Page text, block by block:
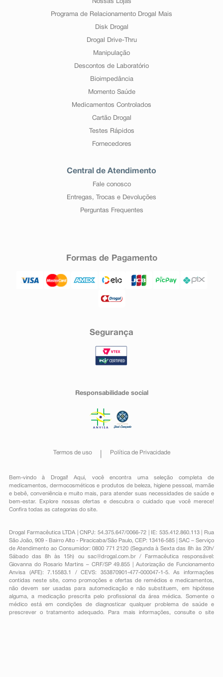
Nossas Lojas
Programa de Relacionamento Drogal Mais
Disk Drogal
Drogal Drive-Thru
Manipulação
Descontos de Laboratório
Bioimpedância
Momento Saúde
Medicamentos Controlados
Cartão Drogal
Testes Rápidos
Fornecedores
Central de Atendimento
Fale conosco
Entregas, Trocas e Devoluções
Perguntas Frequentes
Formas de Pagamento
Segurança
Responsabilidade social
Termos de uso Política de Privacidade
Bem-vindo à Drogal! Aqui, você encontra uma seleção completa de
medicamentos , dermocosméticos e produtos de beleza, higiene pessoal ,mamãe
e bebê, conveniênciae muito mais, para atender suas necessidades de saúde e
bem-estar. Explore nossas ofertas e descubra o cuidado que você merece!
Confira todas as categorias do site.
Drogal Farmacêutica LTDA | CNPJ: 54.375.647/0066-72 | IE: 535.412.860.113 | Rua
São João, 909 - Bairro Alto - Piracicaba/São Paulo, CEP: 13416-585 | SAC – Serviço
de Atendimento ao Consumidor: 0800 771 2120 (Segunda à Sexta das 8h às 20h/
Sábado das 8h às 15h) ou sac@drogal.com.br/ Farmacêutica responsável:
Giovanna do Rosario Martins – CRF/SP 49.855 | Autorização de Funcionamento
Anvisa (AFE): 7.15583.1 / CEVS: 353870901-477-000047-1-5. As informações
contidas neste site, como promoções e ofertas de remédios e medicamentos,
não devem ser usadas para automedicação e não substituem, em hipótese
alguma, a medicação prescrita pelo profissional da área médica. Somente o
médico está em condições de diagnosticar qualquer problema de saúde e
prescrever o tratamento adequado. Para mais informações, consulte o site